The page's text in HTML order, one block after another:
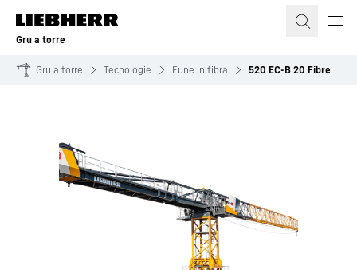
Gru a torre
Gru a torre Tecnologie Fune in fibra 520 EC-B 20 Fibre